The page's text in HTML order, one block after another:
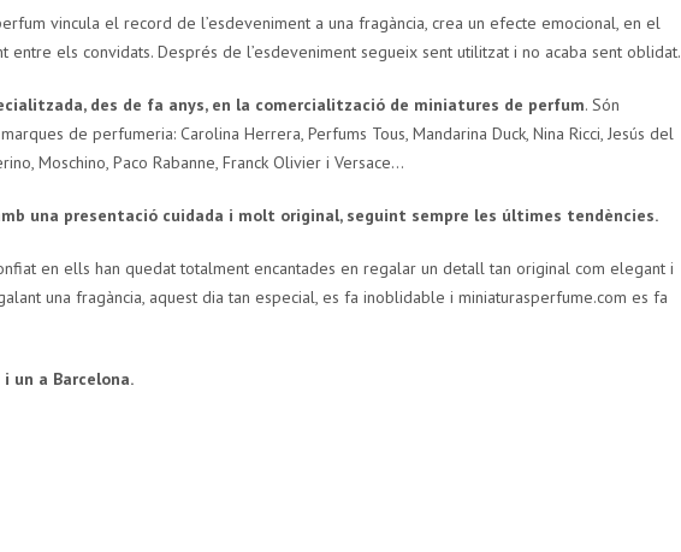
vincula el record de l’esdeveniment a una fragància, crea un efecte emocional, en el
els convidats. Després de l’esdeveniment segueix sent utilitzat i no acaba sent oblidat.
des de fa anys, en la comercialització de miniatures de perfum. Són
de perfumeria: Carolina Herrera, Perfums Tous, Mandarina Duck, Nina Ricci, Jesús del
Moschino, Paco Rabanne, Franck Olivier i Versace…
una presentació cuidada i molt original, seguint sempre les últimes tendències.
en ells han quedat totalment encantades en regalar un detall tan original com elegant i
una fragància, aquest dia tan especial, es fa inoblidable i miniaturasperfume.com es fa
i un a Barcelona.